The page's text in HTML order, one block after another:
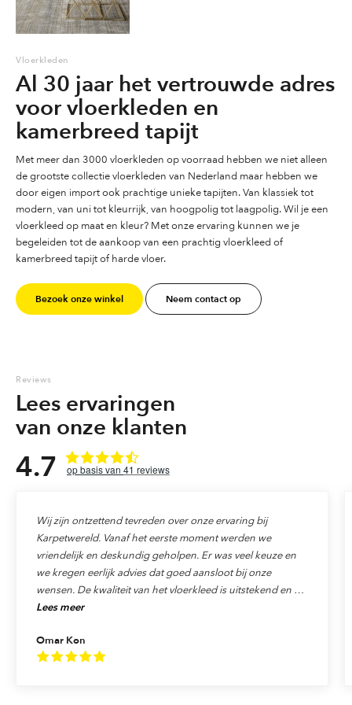
Vloerkleden
Al 30 jaar het vertrouwde adres
voor vloerkleden en
kamerbreed tapijt
Met meer dan 3000 vloerkleden op voorraad hebben we niet alleen
de grootste collectie vloerkleden van Nederland maar hebben we
door eigen import ook prachtige unieke tapijten. Van klassiek tot
modern, van uni tot kleurrijk, van hoogpolig tot laagpolig. Wil je een
vloerkleed op maat en kleur? Met onze ervaring kunnen we je
begeleiden tot de aankoop van een prachtig vloerkleed of
kamerbreed tapijt of harde vloer.
Bezoek onze winkel Neem contact op
Reviews
Lees ervaringen
van onze klanten
4.7 41 reviews
Omar Kon
Wij zijn ontzettend tevreden over onze ervaring bij
Karpetwereld. Vanaf het eerste moment werden we
vriendelijk en deskundig geholpen. Er was veel keuze en
we kregen eerlijk advies dat goed aansloot bij onze
wensen. De kwaliteit van het vloerkleed is uitstekend en de
levering verliep precies zoals afgesproken. Ook de service
echt als klant gewaardeerd. We raden Karpetwereld dan
ook van harte aan aan iedereen die op zoek is naar
Lees meer